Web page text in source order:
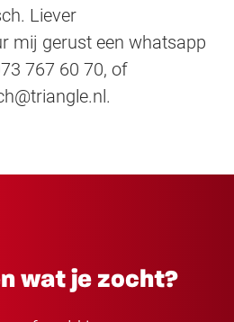
Liever
mij gerust een whatsapp
767 60 70, of
wat je zocht?